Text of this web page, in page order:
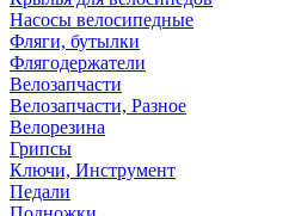
Насосы велосипедные
Фляги, бутылки
Флягодержатели
Велозапчасти
Велозапчасти, Разное
Велорезина
Грипсы
Ключи, Инструмент
Педали